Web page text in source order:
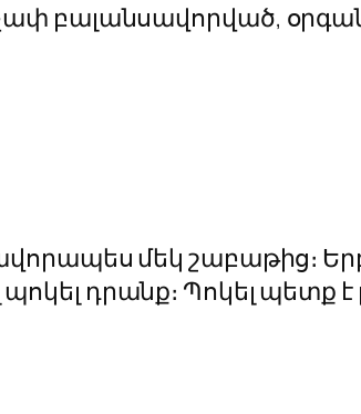
չափ բալանսավորված,
մեկ շաբաթից։
դրանք։ Պոկել պետք է